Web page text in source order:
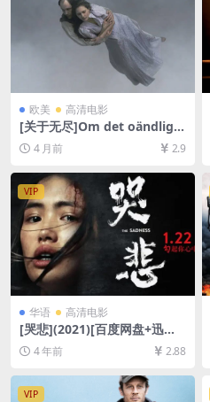
欧美 高清电影
[关于无尽]Om det oändliga
(2019)[百度网盘+夸克网盘10
80P超清未删减资源][网盘在
线播放/下载][MP4/4.9GB][中
文字幕]
4 月前 2.9
VIP
华语 高清电影
[哭悲](2021)[百度网盘+迅雷
云盘资源1080P超清未删减]
[MP4/6.4GB][国语中字]
4 年前 2.88
VIP